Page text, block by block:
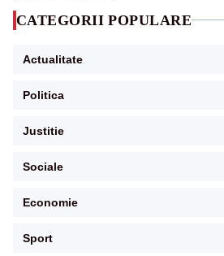
CATEGORII POPULARE
Actualitate
Politica
Justitie
Sociale
Economie
Sport